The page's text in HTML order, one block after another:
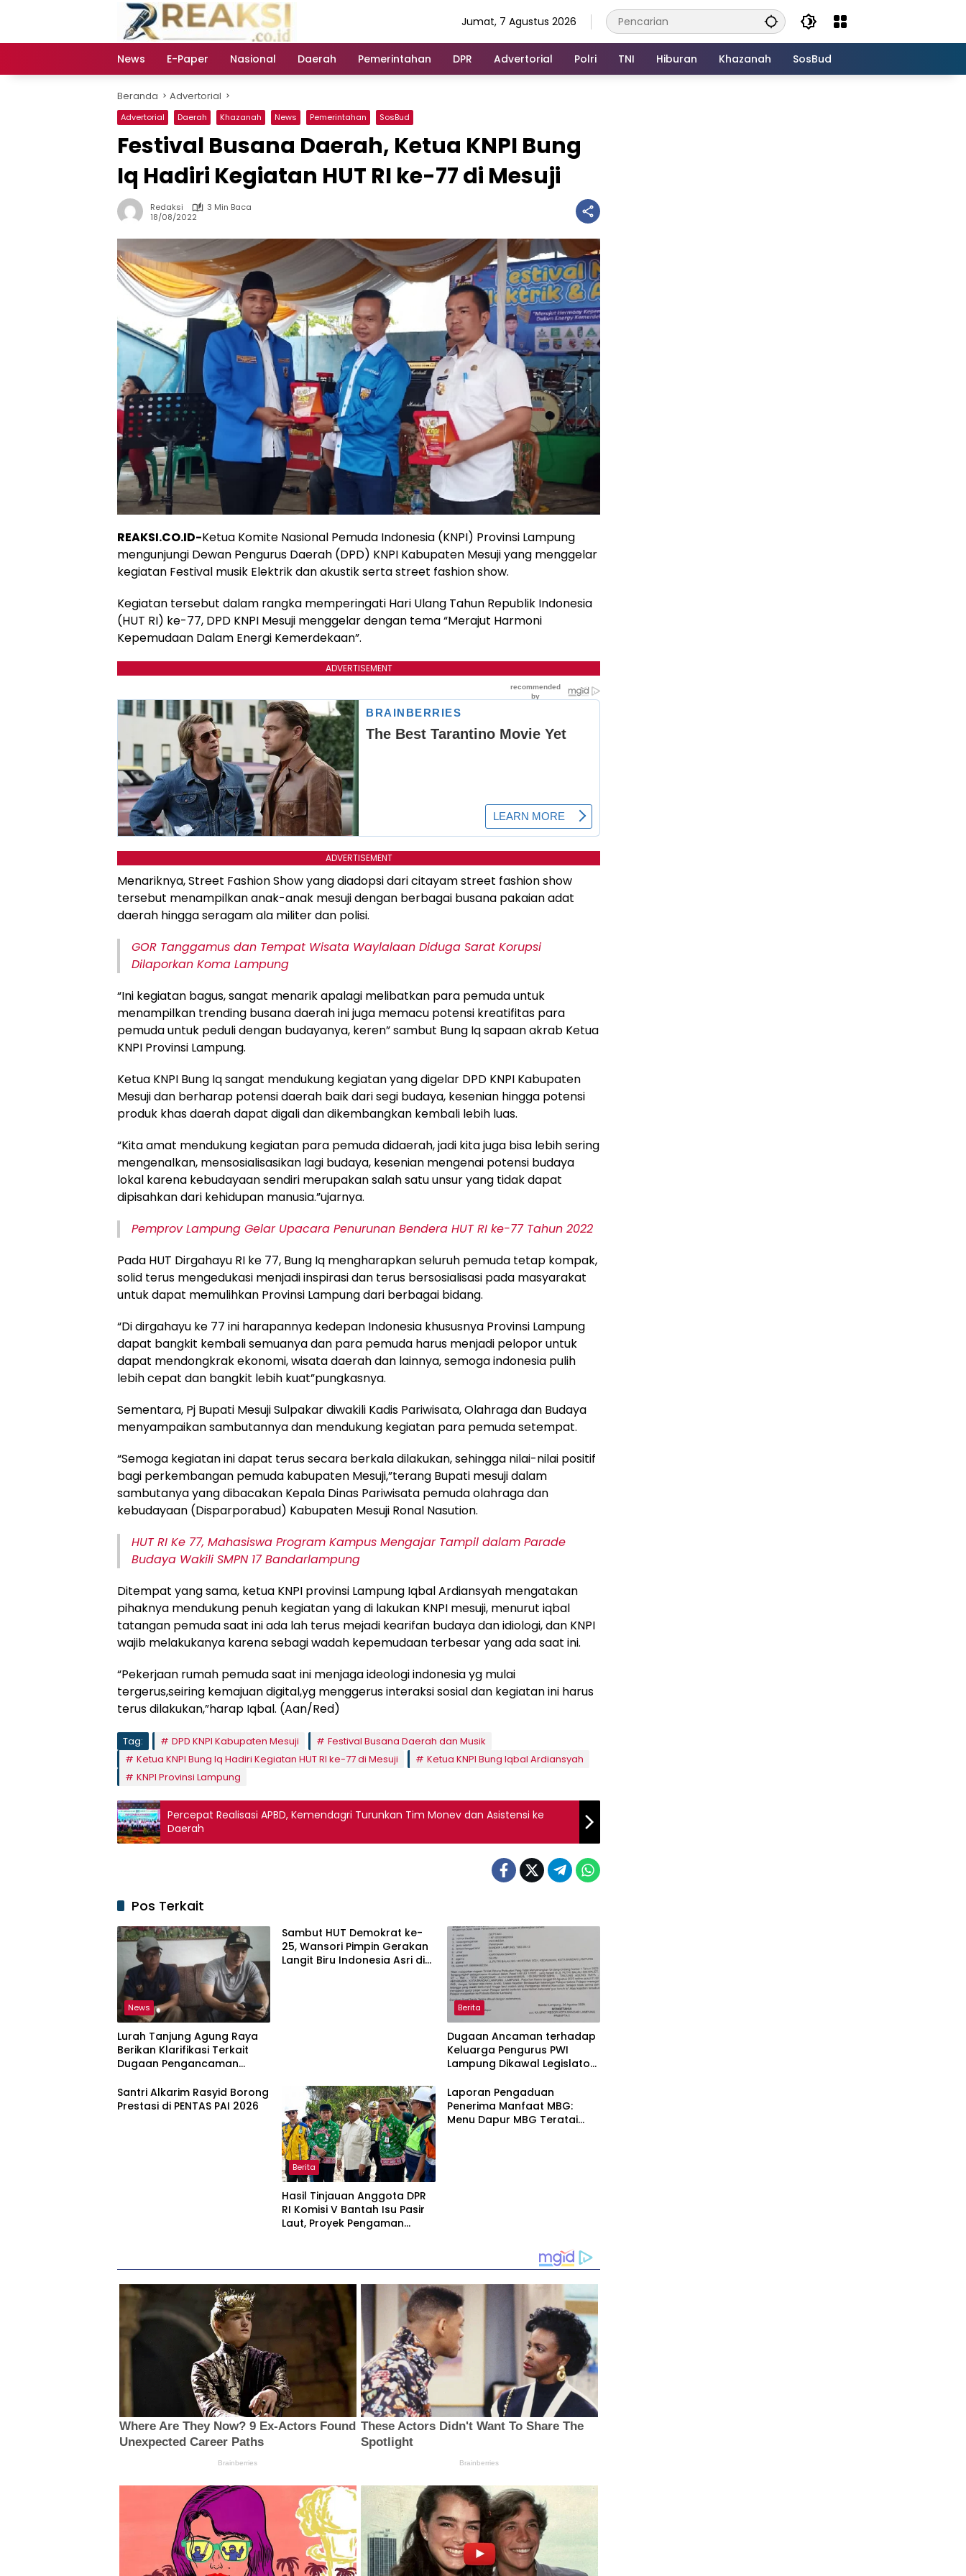
Jumat, 7 Agustus 2026
News E-Paper Nasional Daerah Pemerintahan DPR Advertorial Polri TNI Hiburan Khazanah SosBud
Beranda Advertorial
Advertorial Daerah Khazanah News Pemerintahan SosBud
Festival Busana Daerah, Ketua KNPI Bung
Iq Hadiri Kegiatan HUT RI ke-77 di Mesuji
Redaksi
3 Min Baca
18/08/2022
REAKSI.CO.ID-Ketua Komite Nasional Pemuda Indonesia (KNPI) Provinsi Lampung
mengunjungi Dewan Pengurus Daerah (DPD) KNPI Kabupaten Mesuji yang menggelar
kegiatan Festival musik Elektrik dan akustik serta street fashion show.
Kegiatan tersebut dalam rangka memperingati Hari Ulang Tahun Republik Indonesia
(HUT RI) ke-77, DPD KNPI Mesuji menggelar dengan tema “Merajut Harmoni
Kepemudaan Dalam Energi Kemerdekaan”.
ADVERTISEMENT
ADVERTISEMENT
Menariknya, Street Fashion Show yang diadopsi dari citayam street fashion show
tersebut menampilkan anak-anak mesuji dengan berbagai busana pakaian adat
daerah hingga seragam ala militer dan polisi.
GOR Tanggamus dan Tempat Wisata Waylalaan Diduga Sarat Korupsi
Dilaporkan Koma Lampung
“Ini kegiatan bagus, sangat menarik apalagi melibatkan para pemuda untuk
menampilkan trending busana daerah ini juga memacu potensi kreatifitas para
pemuda untuk peduli dengan budayanya, keren” sambut Bung Iq sapaan akrab Ketua
KNPI Provinsi Lampung.
Ketua KNPI Bung Iq sangat mendukung kegiatan yang digelar DPD KNPI Kabupaten
Mesuji dan berharap potensi daerah baik dari segi budaya, kesenian hingga potensi
produk khas daerah dapat digali dan dikembangkan kembali lebih luas.
“Kita amat mendukung kegiatan para pemuda didaerah, jadi kita juga bisa lebih sering
mengenalkan, mensosialisasikan lagi budaya, kesenian mengenai potensi budaya
lokal karena kebudayaan sendiri merupakan salah satu unsur yang tidak dapat
dipisahkan dari kehidupan manusia.”ujarnya.
Pemprov Lampung Gelar Upacara Penurunan Bendera HUT RI ke-77 Tahun 2022
Pada HUT Dirgahayu RI ke 77, Bung Iq mengharapkan seluruh pemuda tetap kompak,
solid terus mengedukasi menjadi inspirasi dan terus bersosialisasi pada masyarakat
untuk dapat memulihkan Provinsi Lampung dari berbagai bidang.
“Di dirgahayu ke 77 ini harapannya kedepan Indonesia khususnya Provinsi Lampung
dapat bangkit kembali semuanya dan para pemuda harus menjadi pelopor untuk
dapat mendongkrak ekonomi, wisata daerah dan lainnya, semoga indonesia pulih
lebih cepat dan bangkit lebih kuat”pungkasnya.
Sementara, Pj Bupati Mesuji Sulpakar diwakili Kadis Pariwisata, Olahraga dan Budaya
menyampaikan sambutannya dan mendukung kegiatan para pemuda setempat.
“Semoga kegiatan ini dapat terus secara berkala dilakukan, sehingga nilai-nilai positif
bagi perkembangan pemuda kabupaten Mesuji,”terang Bupati mesuji dalam
sambutanya yang dibacakan Kepala Dinas Pariwisata pemuda olahraga dan
kebudayaan (Disparporabud) Kabupaten Mesuji Ronal Nasution.
HUT RI Ke 77, Mahasiswa Program Kampus Mengajar Tampil dalam Parade
Budaya Wakili SMPN 17 Bandarlampung
Ditempat yang sama, ketua KNPI provinsi Lampung Iqbal Ardiansyah mengatakan
pihaknya mendukung penuh kegiatan yang di lakukan KNPI mesuji, menurut iqbal
tatangan pemuda saat ini ada lah terus mejadi kearifan budaya dan idiologi, dan KNPI
wajib melakukanya karena sebagi wadah kepemudaan terbesar yang ada saat ini.
“Pekerjaan rumah pemuda saat ini menjaga ideologi indonesia yg mulai
tergerus,seiring kemajuan digital,yg menggerus interaksi sosial dan kegiatan ini harus
terus dilakukan,”harap Iqbal. (Aan/Red)
Tag: DPD KNPI Kabupaten Mesuji
Festival Busana Daerah dan Musik
Ketua KNPI Bung Iq Hadiri Kegiatan HUT RI ke-77 di Mesuji
Ketua KNPI Bung Iqbal Ardiansyah
KNPI Provinsi Lampung
Percepat Realisasi APBD, Kemendagri Turunkan Tim Monev dan Asistensi ke
Daerah
Pos Terkait
News
Lurah Tanjung Agung Raya
Berikan Klarifikasi Terkait
Dugaan Pengancaman
Laporan ke Polisi
Sambut HUT Demokrat ke-
25, Wansori Pimpin Gerakan
Langit Biru Indonesia Asri di
Berita
Dugaan Ancaman terhadap
Keluarga Pengurus PWI
Lampung Dikawal Legislator
Santri Alkarim Rasyid Borong
Prestasi di PENTAS PAI 2026
Berita
Hasil Tinjauan Anggota DPR
RI Komisi V Bantah Isu Pasir
Laut, Proyek Pengaman
Laporan Pengaduan
Penerima Manfaat MBG:
Menu Dapur MBG Teratai